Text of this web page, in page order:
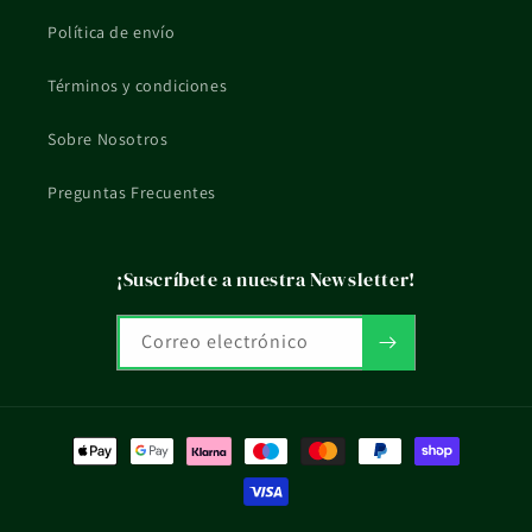
Política de envío
Términos y condiciones
Sobre Nosotros
Preguntas Frecuentes
¡Suscríbete a nuestra Newsletter!
Correo electrónico
Formas